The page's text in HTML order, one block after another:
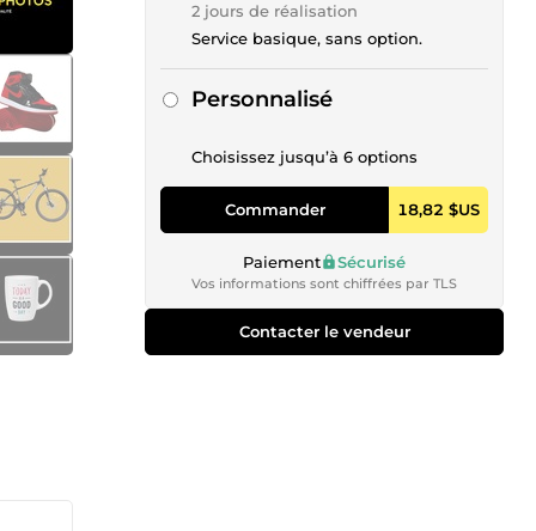
2 jours de réalisation
Service basique, sans option.
Personnalisé
Choisissez jusqu’à 6 options
Commander 18,82 $US
Paiement Sécurisé
Vos informations sont chiffrées par TLS
Contacter le vendeur